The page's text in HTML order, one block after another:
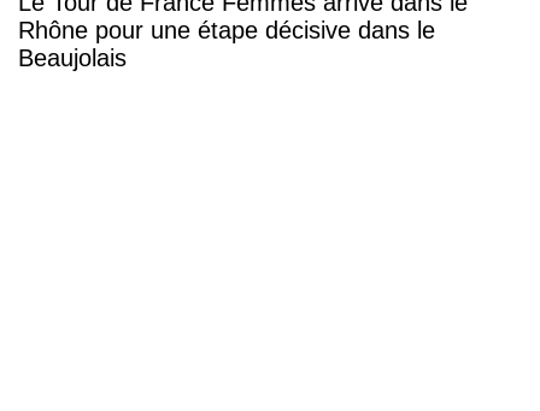
Rhône pour une étape décisive dans le
Beaujolais